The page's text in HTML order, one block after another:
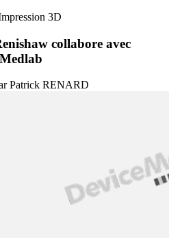
3D
collabore avec
Patrick RENARD